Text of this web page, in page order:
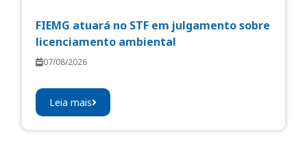
FIEMG atuará no STF em julgamento sobre
licenciamento ambiental
07/08/2026
Leia mais